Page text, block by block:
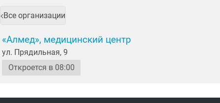
Все организации
«Алмед», медицинский центр
ул. Прядильная, 9
Откроется в 08:00